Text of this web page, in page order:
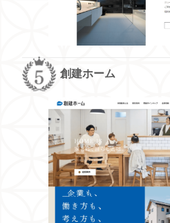
創建ホーム